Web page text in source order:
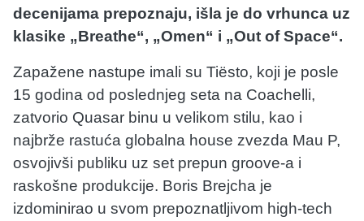
decenijama prepoznaju, išla je do vrhunca uz
klasike „Breathe“, „Omen“ i „Out of Space“.
Zapažene nastupe imali su Tiësto, koji je posle
15 godina od poslednjeg seta na Coachelli,
zatvorio Quasar binu u velikom stilu, kao i
najbrže rastuća globalna house zvezda Mau P,
osvojivši publiku uz set prepun groove-a i
raskošne produkcije. Boris Brejcha je
izdominirao u svom prepoznatljivom high-tech